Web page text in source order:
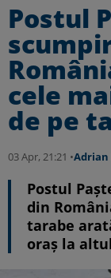
Postul
cele
de pe
03 Apr, 21:21 •Adrian
Postul
din
tarabe
oraș la